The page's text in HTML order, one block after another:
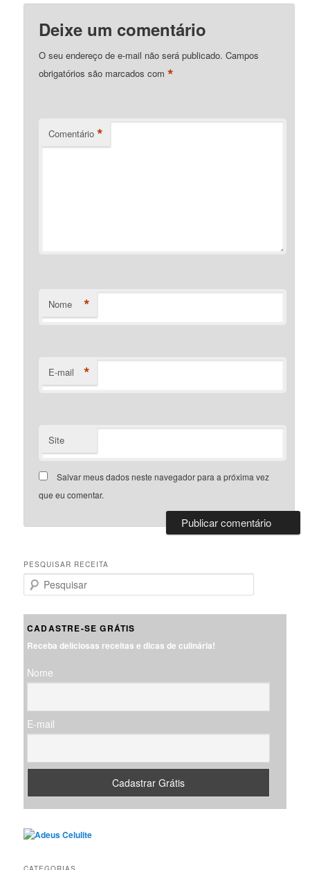
Deixe um comentário
O seu endereço de e-mail não será publicado. Campos
obrigatórios são marcados com*
Comentário *
Nome *
E-mail *
Site
Salvar meus dados neste navegador para a próxima vez
que eu comentar.
PESQUISAR RECEITA
e
u
a
CADASTRE-SE GRÁTIS
Receba deliciosas receitas e dicas de culinária!
Nome
E-mail